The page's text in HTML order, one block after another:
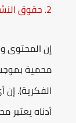
2. حقوق النشر:
إن المحتوى
محمية
الفكرية).
أدناه يعتبر